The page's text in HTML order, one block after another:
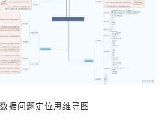
据问题定位思维导图